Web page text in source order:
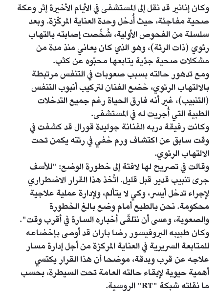
وكان إنانير قد نقل إلى المستشفى في الأيام الأخيرة إثر وعكة
صحية مفاجئة، حيث أُدخل وحدة العناية المركّزة. وبعد
سلسلة من الفحوص الأولية، شُخّصت إصابته بالتهاب
رئوي (ذات الرئة)، وهو الذي كان يعاني منذ مدة من
مشكلات صحية جدّية يتابعها محبّوه عن كثب.
ومع تدهور حالته بسبب صعوبات في التنفس مرتبطة
بالالتهاب الرئوي، خضع الفنان لتركيب أنبوب التنفس
(التنبيب)، غير أنه فارق الحياة رغم جميع التدخلات
الطبية التي أُجريت له في المستشفى.
وكانت رفيقة دربه الفنانة جوليدة قورال قد كشفت في
وقت سابق عن اكتشاف ورم خفي في رئته يكمن تحت
الالتهاب الرئوي.
وقالت في تصريح لها لافتة إلى خطورة الوضع: "للأسف
جرى تنبيب قدير قبل قليل. اتُخذ هذا القرار الاضطراري
لإجراء تدخل أيسر، وكي لا يتألم، ولإدارة عملية علاجية
محكومة. نحن بالطبع أمام وضع بالغ الخطورة
والصعوبة، وعسى أن نتلقّى أخباره السارة في أقرب وقت".
وكان طبيبه البروفيسور رضا باران قد أوصى بإخضاعه
للمتابعة السريرية في العناية المركزة من أجل إدارة مسار
علاجه عن قرب وبدقة، موضحا أن هذا القرار يكتسي
أهمية حيوية لإبقاء حالته العامة تحت السيطرة، بحسب
ما نقلته شبكة "RT" الروسية.